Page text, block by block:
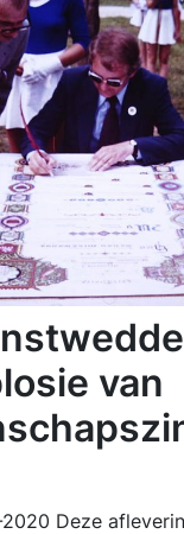
van
2020 Deze